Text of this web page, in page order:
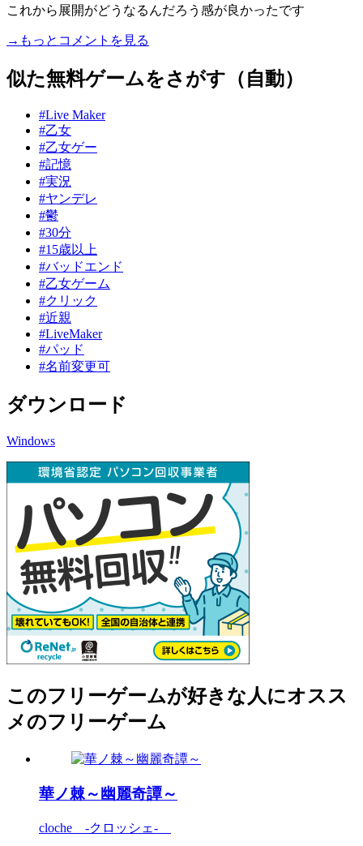
これから展開がどうなるんだろう感が良かったです
→もっとコメントを見る
似た無料ゲームをさがす（自動）
#Live Maker
#乙女
#乙女ゲー
#記憶
#実況
#ヤンデレ
#鬱
#30分
#15歳以上
#バッドエンド
#乙女ゲーム
#クリック
#近親
#LiveMaker
#パッド
#名前変更可
ダウンロード
Windows
このフリーゲームが好きな人にオスス
メのフリーゲーム
華ノ棘～幽麗奇譚～
cloche -クロッシェ-